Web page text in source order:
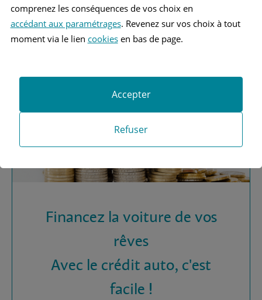
assurance automobile ?
Obtenez vos devis MAAF
Financez la voiture de vos
rêves
Avec le crédit auto, c'est
facile !
comprenez les conséquences de vos choix en
accédant aux paramétrages. Revenez sur vos choix à tout
moment via le lien cookiesen bas de page.
Refuser
Accepter